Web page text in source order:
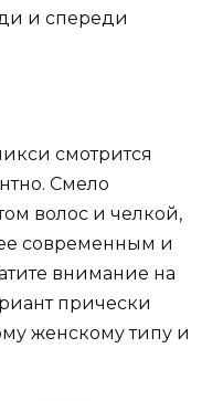
смотрится
Смело
волос и челкой,
современным и
внимание на
прически
женскому типу и